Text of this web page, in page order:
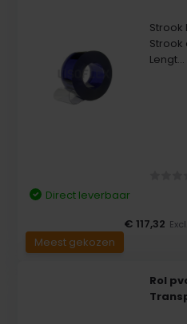
Meest gekozen
Strook
Strook
Lengt...
Direct leverbaar
€ 117,32
Rol